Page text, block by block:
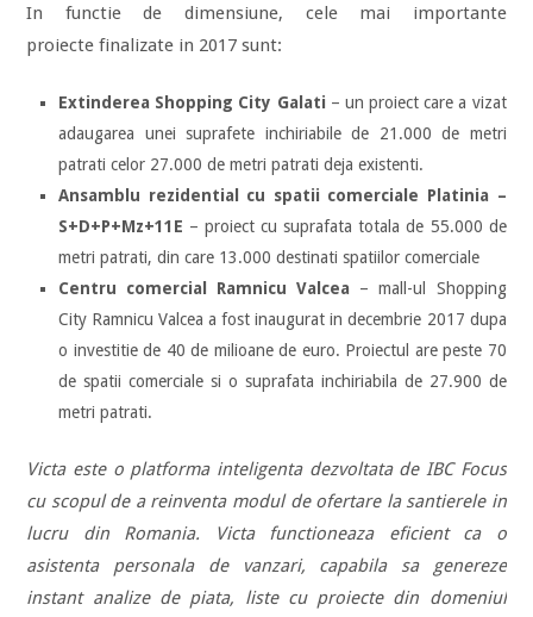
In functie de dimensiune, cele mai importante
proiecte finalizate in 2017 sunt:
Extinderea Shopping City Galati – un proiect care a vizat
adaugarea unei suprafete inchiriabile de 21.000 de metri
patrati celor 27.000 de metri patrati deja existenti.
Ansamblu rezidential cu spatii comerciale Platinia –
S+D+P+Mz+11E – proiect cu suprafata totala de 55.000 de
metri patrati, din care 13.000 destinati spatiilor comerciale
Centru comercial Ramnicu Valcea – mall-ul Shopping
City Ramnicu Valcea a fost inaugurat in decembrie 2017 dupa
o investitie de 40 de milioane de euro. Proiectul are peste 70
de spatii comerciale si o suprafata inchiriabila de 27.900 de
metri patrati.
Victa este o platforma inteligenta dezvoltata de IBC Focus
cu scopul de a reinventa modul de ofertare la santierele in
lucru din Romania. Victa functioneaza eficient ca o
asistenta personala de vanzari, capabila sa genereze
instant analize de piata, liste cu proiecte din domeniul